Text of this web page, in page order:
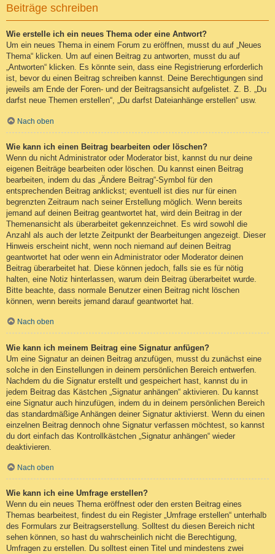
Beiträge schreiben
Wie erstelle ich ein neues Thema oder eine Antwort?
Um ein neues Thema in einem Forum zu eröffnen, musst du auf „Neues
Thema“ klicken. Um auf einen Beitrag zu antworten, musst du auf
„Antworten“ klicken. Es könnte sein, dass eine Registrierung erforderlich
ist, bevor du einen Beitrag schreiben kannst. Deine Berechtigungen sind
jeweils am Ende der Foren- und der Beitragsansicht aufgelistet. Z. B. „Du
darfst neue Themen erstellen“, „Du darfst Dateianhänge erstellen“ usw.
Nach oben
Wie kann ich einen Beitrag bearbeiten oder löschen?
Wenn du nicht Administrator oder Moderator bist, kannst du nur deine
eigenen Beiträge bearbeiten oder löschen. Du kannst einen Beitrag
bearbeiten, indem du das „Ändere Beitrag“-Symbol für den
entsprechenden Beitrag anklickst; eventuell ist dies nur für einen
begrenzten Zeitraum nach seiner Erstellung möglich. Wenn bereits
jemand auf deinen Beitrag geantwortet hat, wird dein Beitrag in der
Themenansicht als überarbeitet gekennzeichnet. Es wird sowohl die
Anzahl als auch der letzte Zeitpunkt der Bearbeitungen angezeigt. Dieser
Hinweis erscheint nicht, wenn noch niemand auf deinen Beitrag
geantwortet hat oder wenn ein Administrator oder Moderator deinen
Beitrag überarbeitet hat. Diese können jedoch, falls sie es für nötig
halten, eine Notiz hinterlassen, warum dein Beitrag überarbeitet wurde.
Bitte beachte, dass normale Benutzer einen Beitrag nicht löschen
können, wenn bereits jemand darauf geantwortet hat.
Nach oben
Wie kann ich meinem Beitrag eine Signatur anfügen?
Um eine Signatur an deinen Beitrag anzufügen, musst du zunächst eine
solche in den Einstellungen in deinem persönlichen Bereich entwerfen.
Nachdem du die Signatur erstellt und gespeichert hast, kannst du in
jedem Beitrag das Kästchen „Signatur anhängen“ aktivieren. Du kannst
eine Signatur auch hinzufügen, indem du in deinem persönlichen Bereich
das standardmäßige Anhängen deiner Signatur aktivierst. Wenn du einen
einzelnen Beitrag dennoch ohne Signatur verfassen möchtest, so kannst
du dort einfach das Kontrollkästchen „Signatur anhängen“ wieder
deaktivieren.
Nach oben
Wie kann ich eine Umfrage erstellen?
Wenn du ein neues Thema eröffnest oder den ersten Beitrag eines
Themas bearbeitest, findest du ein Register „Umfrage erstellen“ unterhalb
des Formulars zur Beitragserstellung. Solltest du diesen Bereich nicht
sehen können, so hast du wahrscheinlich nicht die Berechtigung,
Umfragen zu erstellen. Du solltest einen Titel und mindestens zwei